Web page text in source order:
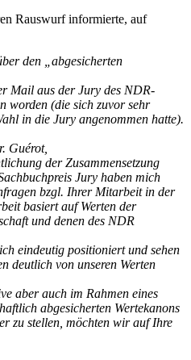
Rauswurf informierte, auf
den „abgesicherten
Mail aus der Jury des NDR-
worden (die sich zuvor sehr
in die Jury angenommen hatte).
Guérot,
der Zusammensetzung
Jury haben mich
bzgl. Ihrer Mitarbeit in der
basiert auf Werten der
und denen des NDR
eindeutig positioniert und sehen
deutlich von unseren Werten
aber auch im Rahmen eines
abgesicherten Wertekanons
zu stellen, möchten wir auf Ihre